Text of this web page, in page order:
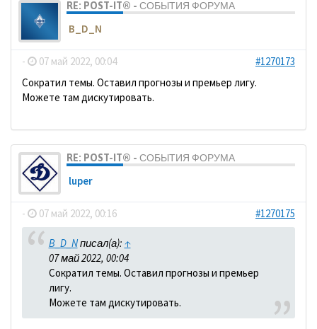
RE: POST-IT® - СОБЫТИЯ ФОРУМА
B_D_N
- 07 май 2022, 00:04
#1270173
Сократил темы. Оставил прогнозы и премьер лигу.
Можете там дискутировать.
RE: POST-IT® - СОБЫТИЯ ФОРУМА
luper
- 07 май 2022, 00:16 #1270175
B_D_Nписал(а): ↑
07 май 2022, 00:04
Сократил темы. Оставил прогнозы и премьер
лигу.
Можете там дискутировать.